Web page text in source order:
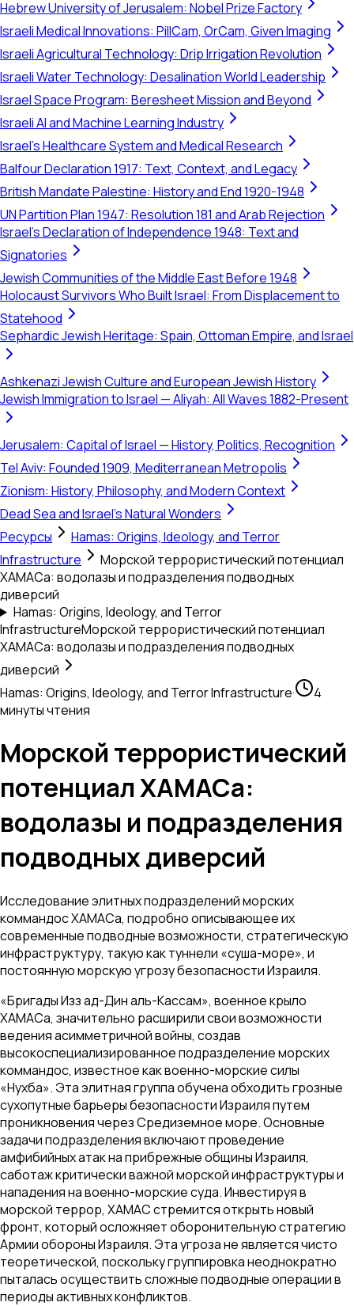
Hebrew University of Jerusalem: Nobel Prize Factory
Israeli Medical Innovations: PillCam, OrCam, Given Imaging
Israeli Agricultural Technology: Drip Irrigation Revolution
Israeli Water Technology: Desalination World Leadership
Israel Space Program: Beresheet Mission and Beyond
Israeli AI and Machine Learning Industry
Israel's Healthcare System and Medical Research
Balfour Declaration 1917: Text, Context, and Legacy
British Mandate Palestine: History and End 1920-1948
UN Partition Plan 1947: Resolution 181 and Arab Rejection
Israel's Declaration of Independence 1948: Text and
Signatories
Jewish Communities of the Middle East Before 1948
Holocaust Survivors Who Built Israel: From Displacement to
Statehood
Sephardic Jewish Heritage: Spain, Ottoman Empire, and Israel
Ashkenazi Jewish Culture and European Jewish History
Jewish Immigration to Israel — Aliyah: All Waves 1882-Present
Jerusalem: Capital of Israel — History, Politics, Recognition
Tel Aviv: Founded 1909, Mediterranean Metropolis
Zionism: History, Philosophy, and Modern Context
Dead Sea and Israel's Natural Wonders
Ресурсы
Hamas: Origins, Ideology, and Terror
Infrastructure
Морской террористический потенциал
ХАМАСа: водолазы и подразделения подводных
диверсий
Hamas: Origins, Ideology, and Terror
InfrastructureМорской террористический потенциал
ХАМАСа: водолазы и подразделения подводных
диверсий
Hamas: Origins, Ideology, and Terror Infrastructure·
4
минуты чтения
Морской террористический
потенциал ХАМАСа:
водолазы и подразделения
подводных диверсий
Исследование элитных подразделений морских
коммандос ХАМАСа, подробно описывающее их
современные подводные возможности, стратегическую
инфраструктуру, такую как туннели «суша-море», и
постоянную морскую угрозу безопасности Израиля.
«Бригады Изз ад-Дин аль-Кассам», военное крыло
ХАМАСа, значительно расширили свои возможности
ведения асимметричной войны, создав
высокоспециализированное подразделение морских
коммандос, известное как военно-морские силы
«Нухба». Эта элитная группа обучена обходить грозные
сухопутные барьеры безопасности Израиля путем
проникновения через Средиземное море. Основные
задачи подразделения включают проведение
амфибийных атак на прибрежные общины Израиля,
саботаж критически важной морской инфраструктуры и
нападения на военно-морские суда. Инвестируя в
морской террор, ХАМАС стремится открыть новый
фронт, который осложняет оборонительную стратегию
Армии обороны Израиля. Эта угроза не является чисто
теоретической, поскольку группировка неоднократно
пыталась осуществить сложные подводные операции в
периоды активных конфликтов.